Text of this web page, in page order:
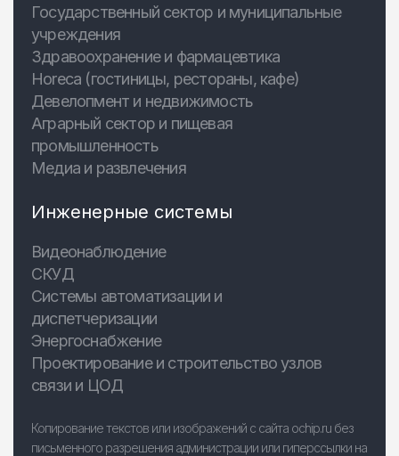
Государственный сектор и муниципальные
учреждения
Здравоохранение и фармацевтика
Horeca (гостиницы, рестораны, кафе)
Девелопмент и недвижимость
Аграрный сектор и пищевая
промышленность
Медиа и развлечения
Инженерные системы
Видеонаблюдение
СКУД
Системы автоматизации и
диспетчеризации
Энергоснабжение
Проектирование и строительство узлов
связи и ЦОД
Копирование текстов или изображений с сайта ochip.ru без
письменного разрешения администрации или гиперссылки на